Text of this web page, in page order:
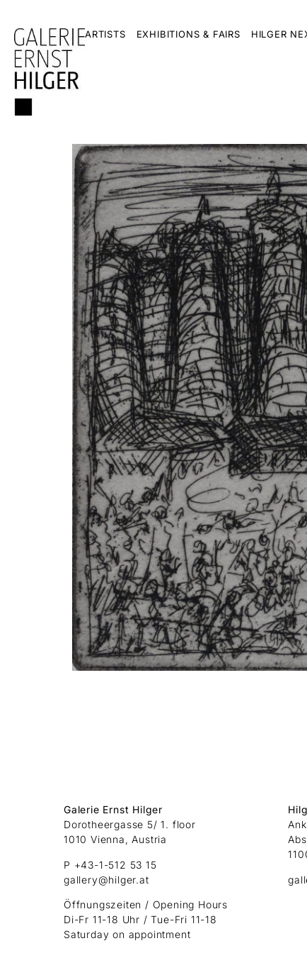
ARTISTS EXHIBITIONS & FAIRS HILGER
Galerie Ernst Hilger
Dorotheergasse 5/ 1. floor
1010 Vienna, Austria
P +43-1-512 53 15
gallery@hilger.at
Öffnungszeiten / Opening Hours
Di-Fr 11-18 Uhr / Tue-Fri 11-18
Saturday on appointment